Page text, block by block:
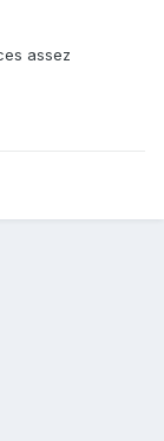
assez